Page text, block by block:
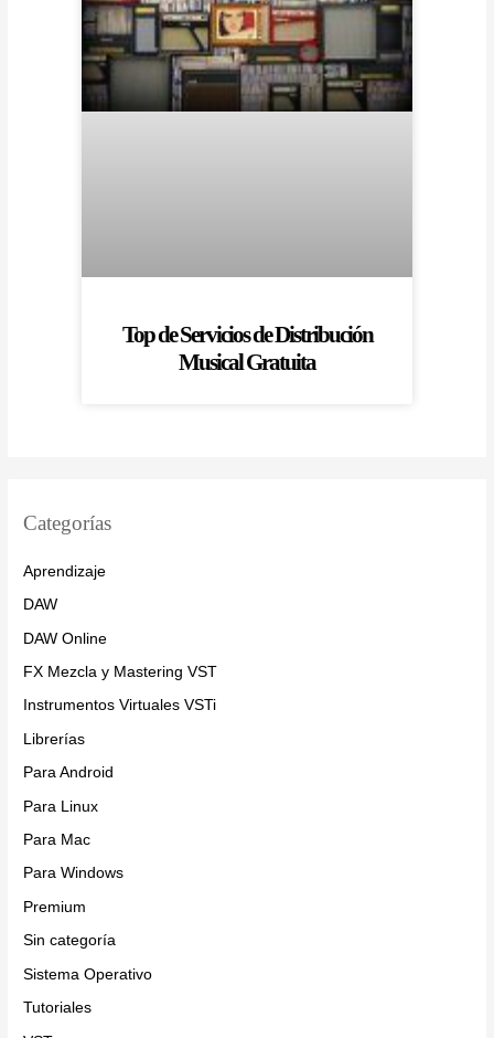
Top de Servicios de Distribución
Musical Gratuita
Categorías
Aprendizaje
DAW
DAW Online
FX Mezcla y Mastering VST
Instrumentos Virtuales VSTi
Librerías
Para Android
Para Linux
Para Mac
Para Windows
Premium
Sin categoría
Sistema Operativo
Tutoriales